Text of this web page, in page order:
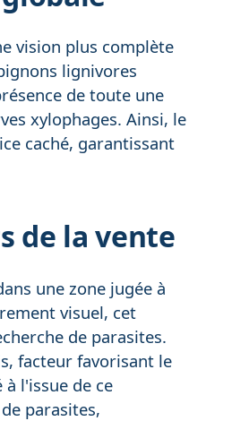
vision plus complète
lignivores
de toute une
xylophages. Ainsi, le
caché, garantissant
de la vente
une zone jugée à
visuel, cet
de parasites.
facteur favorisant le
l'issue de ce
parasites,